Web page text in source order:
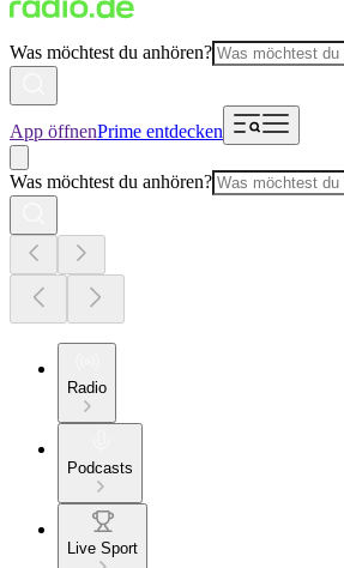
Was möchtest du anhören?
App öffnenPrime entdecken
Was möchtest du anhören?
Radio
Podcasts
Live Sport